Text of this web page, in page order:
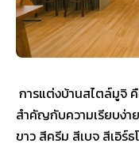
การแต่งบ้านสไตล์มูจิ
สำคัญกับความเรียบง่า
ขาว สีครีม สีเบจ สีเอิร์